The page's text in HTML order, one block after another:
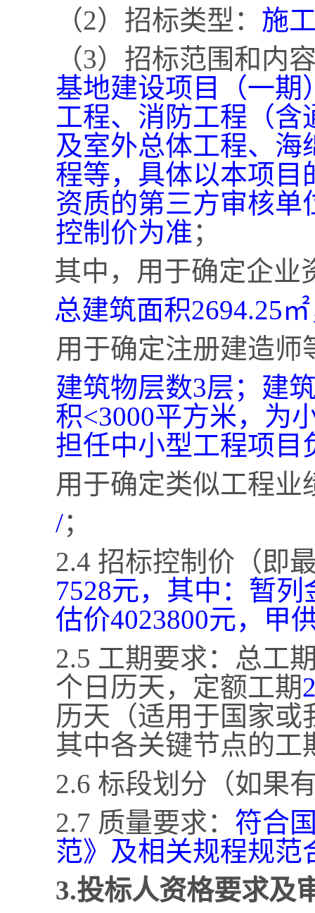
（2）招标类型： 施
（3）招标范围和内
基地建设项目（一期
工程、消防工程（含
及室外总体工程、
程等，具体以本项目
资质的第三方审核单
控制价为准；
其中，用于确定企业
总建筑面积2694.25
用于确定注册建造师
建筑物层数3层；建
积<3000平方米，为
担任中小型工程项目
用于确定类似工程业
/；
2.4 招标控制价（即
7528元，其中：暂
估价4023800元，甲
2.5 工期要求：总工
个日历天，定额工期
历天（适用于国家或
其中各关键节点的工
2.6 标段划分（如果
2.7 质量要求： 符合
范》及相关规程规范
3.投标人资格要求及